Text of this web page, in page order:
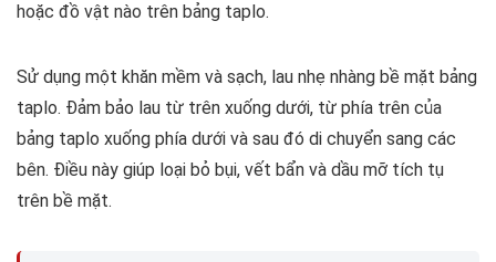
hoặc đồ vật nào trên bảng taplo.
Sử dụng một khăn mềm và sạch, lau nhẹ nhàng bề mặt bảng
taplo. Đảm bảo lau từ trên xuống dưới, từ phía trên của
bảng taplo xuống phía dưới và sau đó di chuyển sang các
bên. Điều này giúp loại bỏ bụi, vết bẩn và dầu mỡ tích tụ
trên bề mặt.